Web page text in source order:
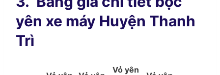
yên xe máy Huyện Thanh
Trì
Vỏ yên